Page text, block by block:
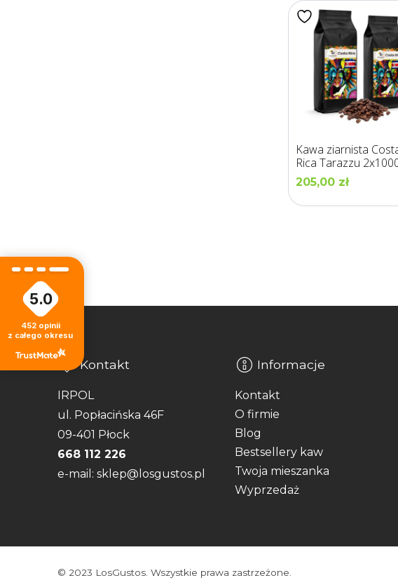
Kawa ziarnista
Rica Tarazzu
205,00 zł
Kontakt
IRPOL
ul. Popłacińska 46F
09-401 Płock
668 112 226
e-mail: sklep@losgustos.pl
Informacje
Kontakt
O firmie
Blog
Bestsellery kaw
Twoja mieszanka
Wyprzedaż
© 2023 LosGustos. Wszystkie prawa zastrzeżone.
5.0
452 opinii
z całego okresu